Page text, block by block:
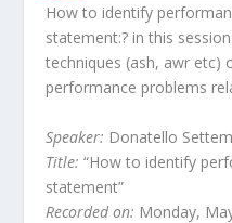
How to identify
statement:? in this
techniques (ash, awr etc)
performance problems
Speaker: Donatello
Title: “How to identify
statement”
Recorded on: Monday,